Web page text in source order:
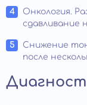
Онкология.
сдавливание
Снижение
после